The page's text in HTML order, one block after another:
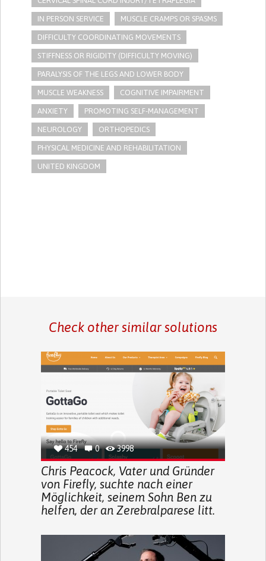
IN PERSON SERVICE MUSCLE CRAMPS OR SPASMS
DIFFICULTY COORDINATING MOVEMENTS
STIFFNESS OR RIGIDITY (DIFFICULTY MOVING)
PARALYSIS OF THE LEGS AND LOWER BODY
MUSCLE WEAKNESS COGNITIVE IMPAIRMENT
ANXIETY PROMOTING SELF-MANAGEMENT
NEUROLOGY ORTHOPEDICS
PHYSICAL MEDICINE AND REHABILITATION
UNITED KINGDOM
Check other similar solutions
454 0 3998
Chris Peacock, Vater und Gründer
von Firefly, suchte nach einer
Möglichkeit, seinem Sohn Ben zu
helfen, der an Zerebralparese litt.